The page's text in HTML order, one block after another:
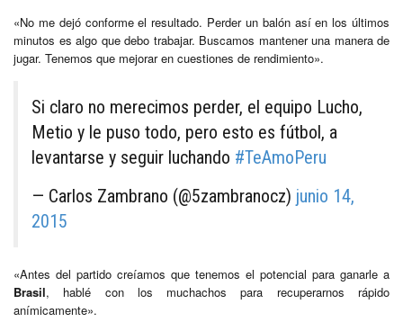
«No me dejó conforme el resultado. Perder un balón así en los últimos
minutos es algo que debo trabajar. Buscamos mantener una manera de
jugar. Tenemos que mejorar en cuestiones de rendimiento».
Si claro no merecimos perder, el equipo Lucho,
Metio y le puso todo, pero esto es fútbol, a
levantarse y seguir luchando #TeAmoPeru
— Carlos Zambrano (@5zambranocz) junio 14,
2015
«Antes del partido creíamos que tenemos el potencial para ganarle a
Brasil, hablé con los muchachos para recuperarnos rápido
anímicamente».